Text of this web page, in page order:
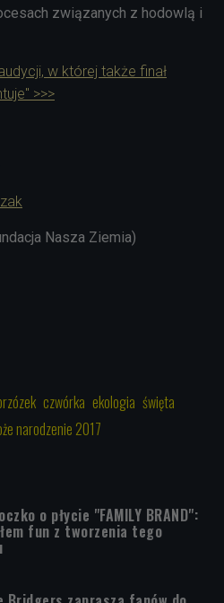
związanych z hodowlą i
w której także finał
>>>
Nasza Ziemia)
czwórka ekologia święta
narodzenie 2017
o płycie "FAMILY BRAND":
fun z tworzenia tego